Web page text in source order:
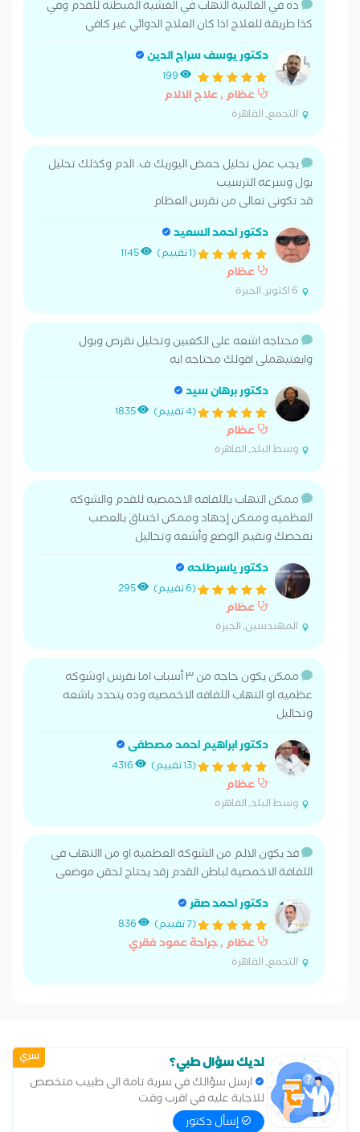
ده في الغالبية التهاب في الغشية المبطنه للقدم وفي
كذا طريقة للعلاج اذا كان العلاج الدوائي غير كافي
دكتور يوسف سراج الدين
199
عظام , علاج الالام
التجمع, القاهرة
يجب عمل تحليل حمض اليوريك ف. الدم وكذلك تحليل
بول وسرعه الترسيب
قد تكونى تعالى من نقرس العظام
دكتور احمد السعيد
(1 تقييم) 1145
عظام
6 اكتوبر, الجيزة
محتاجه اشعه على الكعبين وتحليل نقرص وبول
وابعتيهملى اقولك محتاجه ايه
دكتور برهان سيد
(4 تقييم) 1835
عظام
وسط البلد, القاهرة
ممكن التهاب باللفافه الاخمصيه للقدم والشوكه
العظميه وممكن إجهاد وممكن اختناق بالعصب
نفحصك ونقيم الوضع وأشعه وتحاليل
دكتور ياسرطلحه
(6 تقييم) 295
عظام
المهندسين, الجيزة
ممكن يكون حاجه من ٣ أسباب اما نقرس اوشوكه
عظميه او التهاب اللفافه الاخمصيه وده يتحدد باشعه
وتحاليل
دكتور ابراهيم احمد مصطفى
(13 تقييم) 4316
عظام
وسط البلد, القاهرة
قد يكون الالم من الشوكة العظمية او من االتهاب فى
اللفافة الاخمصية لباطن القدم زقد يحتاج لحقن موضعى
دكتور احمد صقر
(7 تقييم) 836
عظام , جراحة عمود فقري
التجمع, القاهرة
سري لديك سؤال طبي؟
ارسل سؤالك في سرية تامة الى طبيب متخصص
للاجابة عليه في اقرب وقت
إسأل دكتور